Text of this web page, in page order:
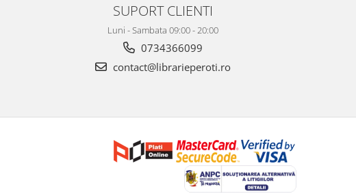
SUPORT CLIENTI
Luni - Sambata 09:00 - 20:00
0734366099
contact@librarieperoti.ro